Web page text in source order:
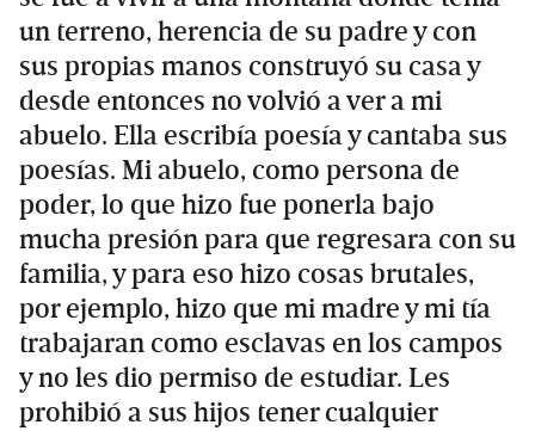
un terreno, herencia de su padre y con
sus propias manos construyó su casa y
desde entonces no volvió a ver a mi
abuelo. Ella escribía poesía y cantaba sus
poesías. Mi abuelo, como persona de
poder, lo que hizo fue ponerla bajo
mucha presión para que regresara con su
familia, y para eso hizo cosas brutales,
por ejemplo, hizo que mi madre y mi tía
trabajaran como esclavas en los campos
y no les dio permiso de estudiar. Les
prohibió a sus hijos tener cualquier